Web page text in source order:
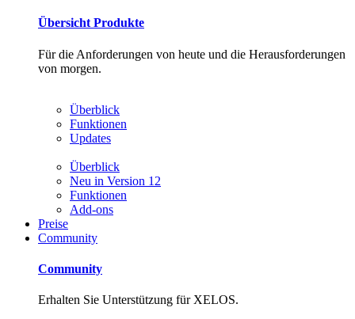
Übersicht Produkte
Für die Anforderungen von heute und die Herausforderungen
von morgen.
Überblick
Funktionen
Updates
Überblick
Neu in Version 12
Funktionen
Add-ons
Preise
Community
Community
Erhalten Sie Unterstützung für XELOS.